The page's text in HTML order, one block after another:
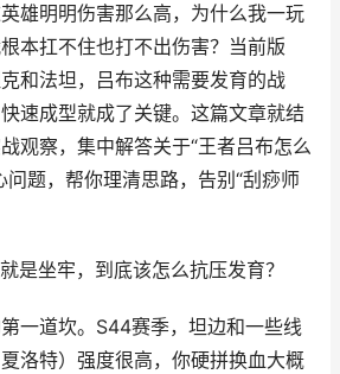
雄明明伤害那么高，为什么我一玩
本扛不住也打不出伤害？当前版
和法坦，吕布这种需要发育的战
速成型就成了关键。这篇文章就结
观察，集中解答关于“王者吕布怎么
问题，帮你理清思路，告别“刮痧师
是坐牢，到底该怎么抗压发育？
一道坎。S44赛季，坦边和一些线
洛特）强度很高，你硬拼换血大概